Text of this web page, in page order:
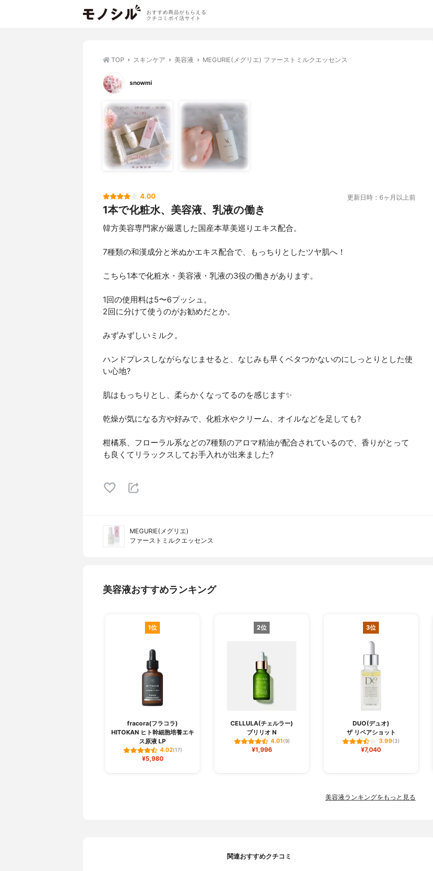
おすすめ商品がもらえる
クチコミポイ活サイト
TOP スキンケア 美容液 MEGURIE(メグリエ) ファーストミルクエッセンス
snowmi
4.00 更新日時：6ヶ月以上前
1本で化粧水、美容液、乳液の働き
韓方美容専門家が厳選した国産本草美巡りエキス配合。
7種類の和漢成分と米ぬかエキス配合で、もっちりとしたツヤ肌へ！
こちら1本で化粧水・美容液・乳液の3役の働きがあります。
1回の使用料は5〜6プッシュ。
2回に分けて使うのがお勧めだとか。
みずみずしいミルク。
ハンドプレスしながらなじませると、なじみも早くベタつかないのにしっとりとした使
い心地?
肌はもっちりとし、柔らかくなってるのを感じます✨
乾燥が気になる方や好みで、化粧水やクリーム、オイルなどを足しても?
柑橘系、フローラル系などの7種類のアロマ精油が配合されているので、香りがとって
も良くてリラックスしてお手入れが出来ました?
MEGURIE(メグリエ)
ファーストミルクエッセンス
美容液おすすめランキング
1位
fracora(フラコラ)
HITOKAN ヒト幹細胞培養エキ
ス原液 LP
4.02(17)
¥5,980
2位
CELLULA(チェルラー)
ブリリオ N
4.01(9)
¥1,996
3位
DUO(デュオ)
ザ リペアショット
3.99(3)
¥7,040
美容液ランキングをもっと見る
関連おすすめクチコミ